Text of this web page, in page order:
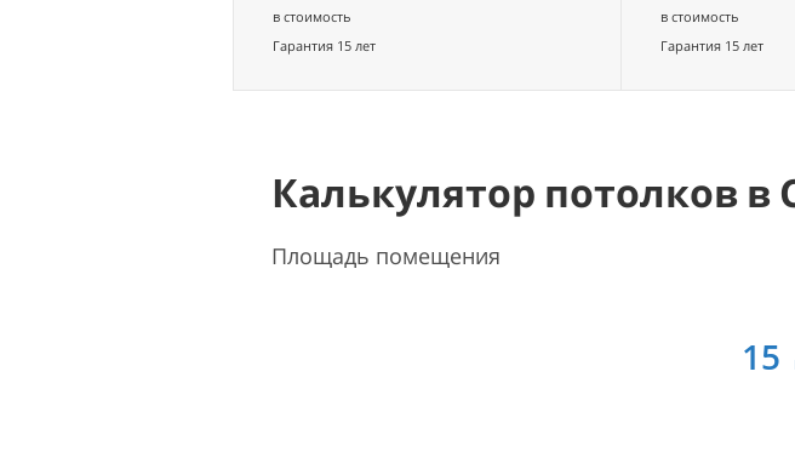
в стоимость
Гарантия 15 лет
в стоимость
Гарантия 15 лет
Калькулятор потолков в
Площадь помещения
15